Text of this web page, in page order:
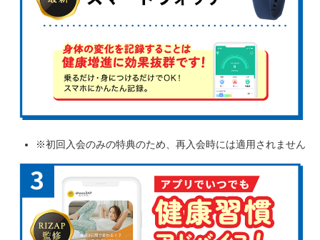
※初回入会のみの特典のため、再入会時には適用されません